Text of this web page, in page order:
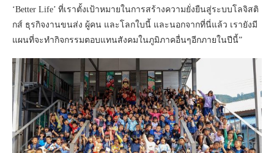
‘Better Life’ ที่เราตั้งเป้าหมายในการสร้างความยั่งยืนสู่ระบบโลจิสติ
กส์ ธุรกิจงานขนส่ง ผู้คน และโลกใบนี้ และนอกจากที่นี่แล้ว เรายังมี
แผนที่จะทำกิจกรรมตอบแทนสังคมในภูมิภาคอื่นๆอีกภายในปีนี้”